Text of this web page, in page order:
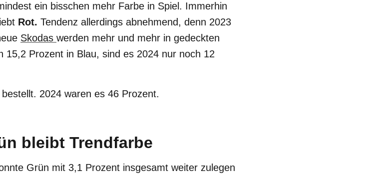
ein bisschen mehr Farbe in Spiel. Immerhin
Rot. Tendenz allerdings abnehmend, denn 2023
Skodas werden mehr und mehr in gedeckten
15,2 Prozent in Blau, sind es 2024 nur noch 12
2024 waren es 46 Prozent.
bleibt Trendfarbe
Grün mit 3,1 Prozent insgesamt weiter zulegen